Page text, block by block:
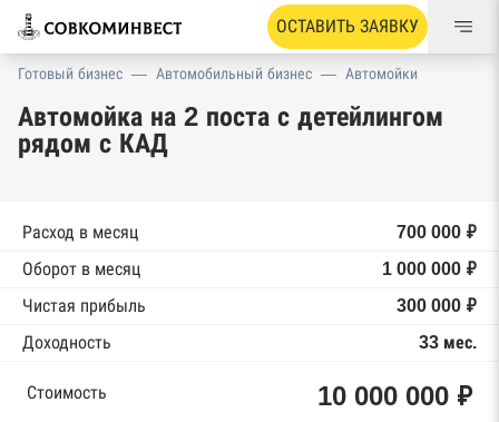
ОСТАВИТЬ ЗАЯВКУ
Готовый бизнес — Автомобильный бизнес — Автомойки
Автомойка на 2 поста с детейлингом
рядом с КАД
Расход в месяц
700 000 ₽
Оборот в месяц
1 000 000 ₽
Чистая прибыль
300 000 ₽
Доходность
33 мес.
Стоимость 10 000 000 ₽